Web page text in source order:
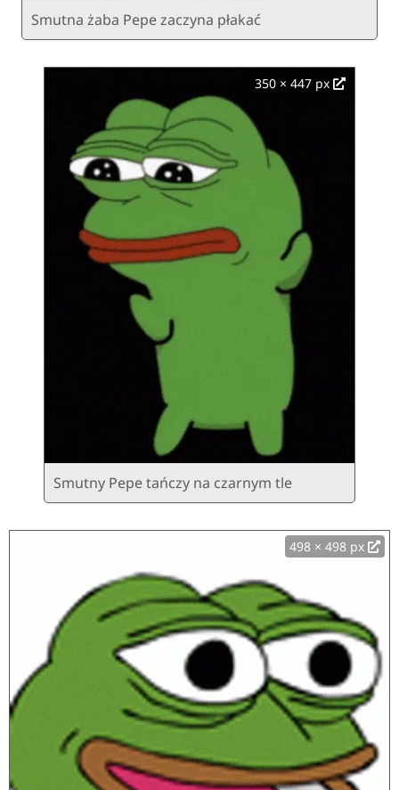
Smutna żaba Pepe zaczyna płakać
350 × 447 px
Smutny Pepe tańczy na czarnym tle
498 × 498 px